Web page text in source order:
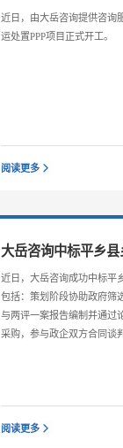
近日，由大岳咨询提供咨询
运处置PPP项目正式开工。
阅读更多
大岳咨询中标平乡
近日，大岳咨询成功中标平
包括：策划阶段协助政府筛
与两评一案报告编制并通过
采购，参与政企双方合同谈
阅读更多